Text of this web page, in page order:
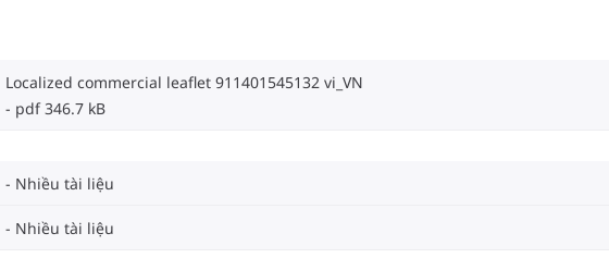
Localized commercial leaflet 911401545132 vi_VN
pdf 346.7 kB
Nhiều tài liệu
Nhiều tài liệu